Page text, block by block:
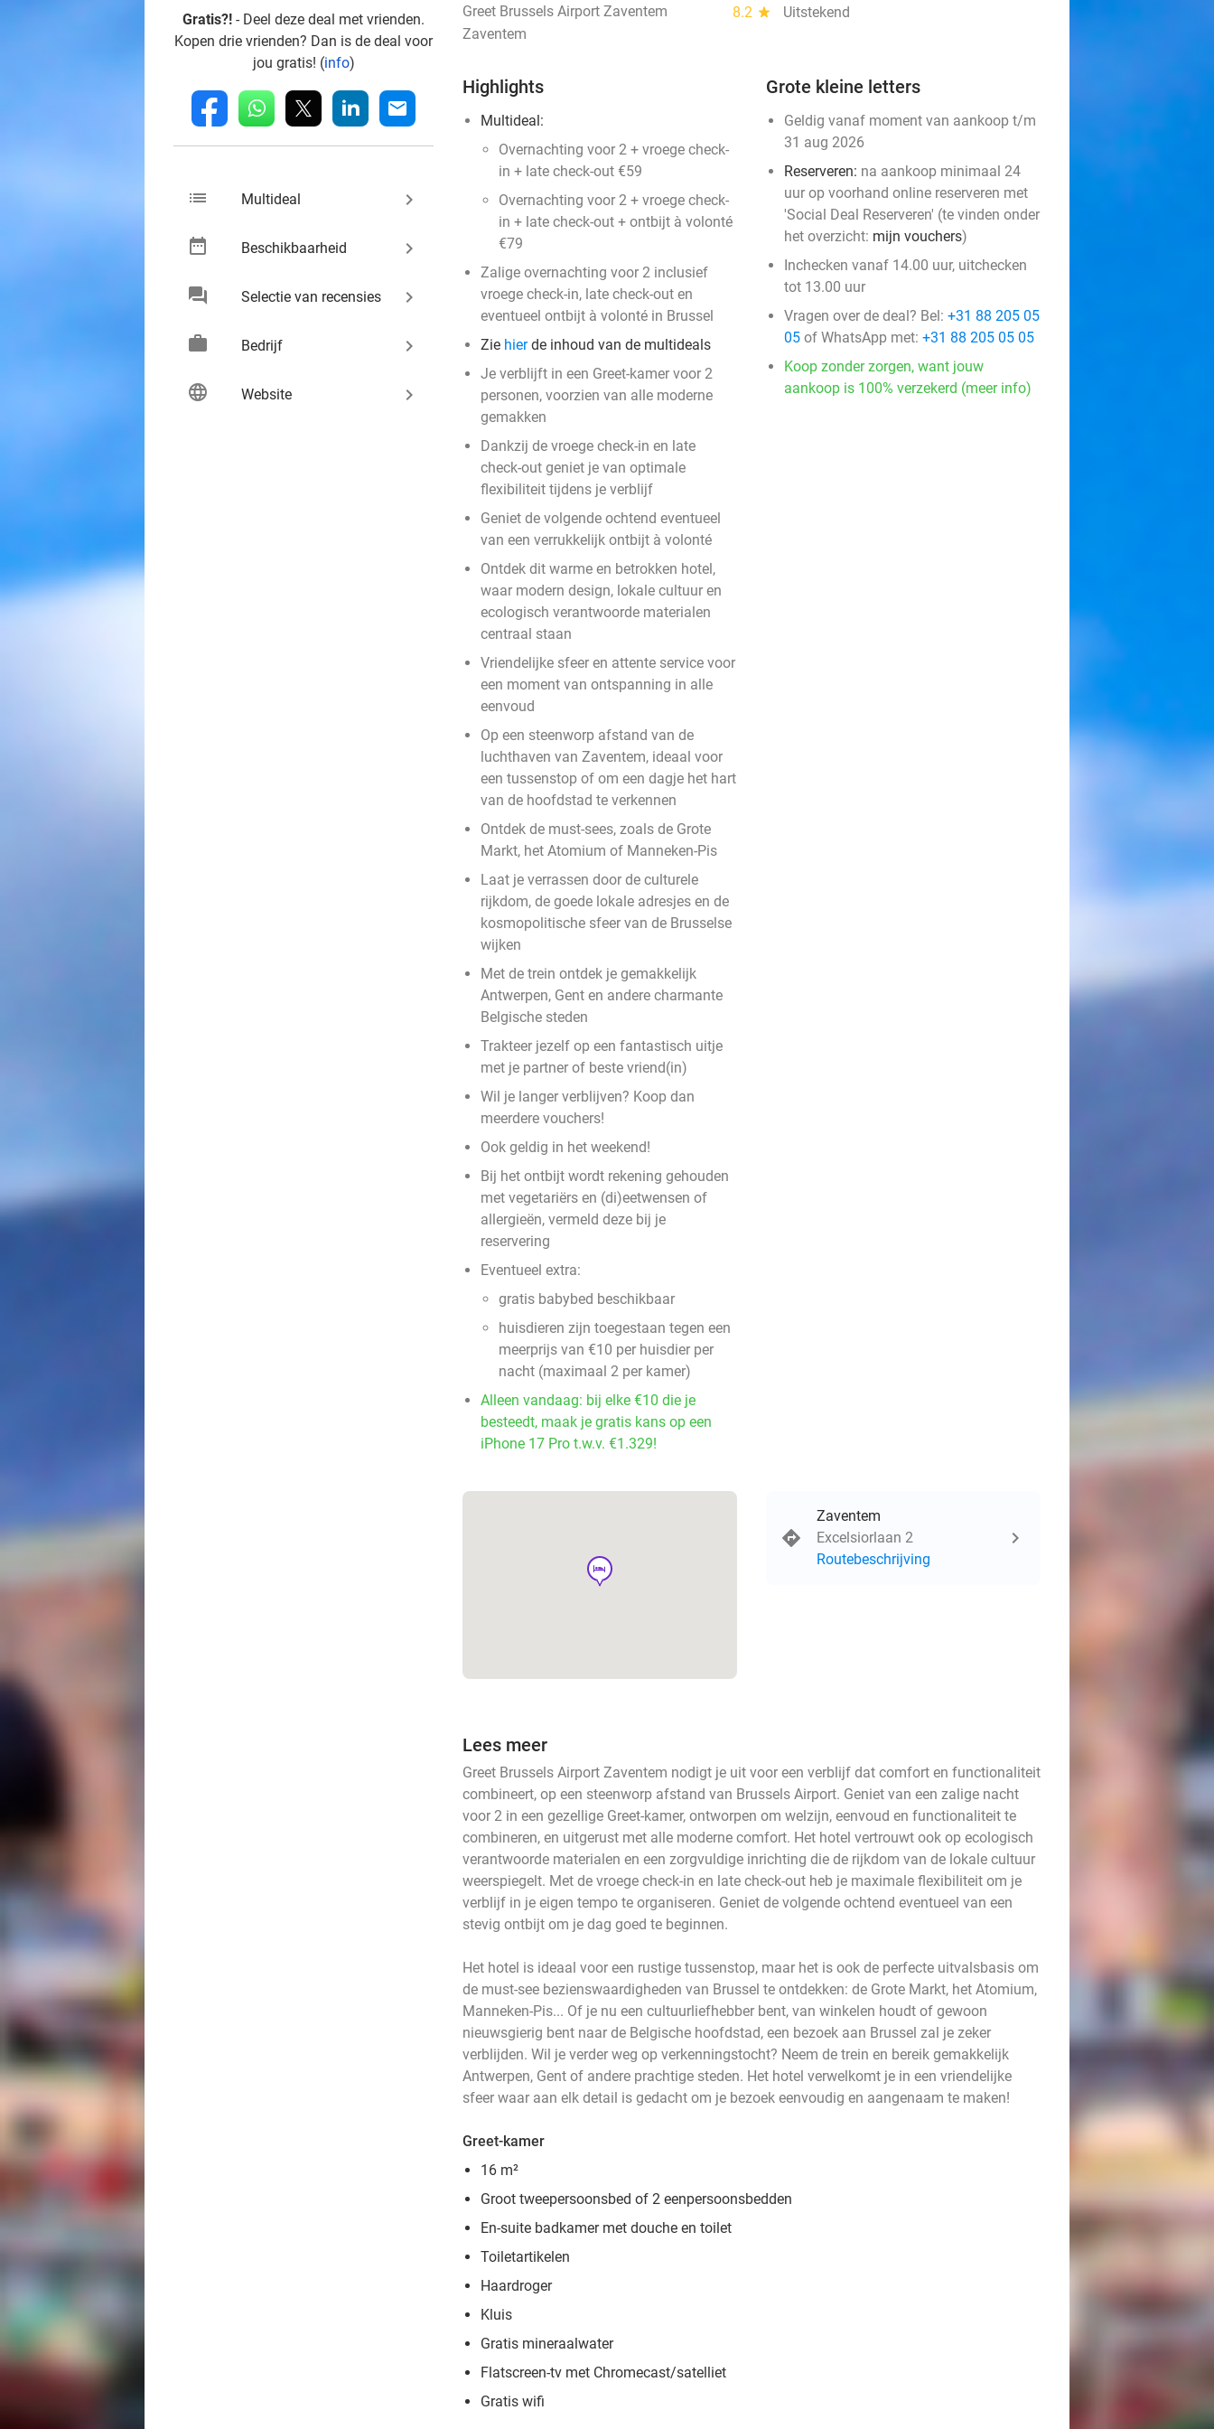
Gratis?! - Deel deze deal met vrienden.
Kopen drie vrienden? Dan is de deal voor
jou gratis! (info)
fb whatsapp linkedin mail
list Multideal keyboard_arrow_right
date_range Beschikbaarheid keyboard_arrow_right
chat Selectie van recensies keyboard_arrow_right
work Bedrijf keyboard_arrow_right
language Website keyboard_arrow_right
Greet Brussels Airport Zaventem 8.2 star
Uitstekend
Zaventem
Highlights
Multideal:
Overnachting voor 2 + vroege check-
in + late check-out €59
Overnachting voor 2 + vroege check-
in + late check-out + ontbijt à volonté
€79
Zalige overnachting voor 2 inclusief
vroege check-in, late check-out en
eventueel ontbijt à volonté in Brussel
Zie hierde inhoud van de multideals
Je verblijft in een Greet-kamer voor 2
personen, voorzien van alle moderne
gemakken
Dankzij de vroege check-in en late
check-out geniet je van optimale
flexibiliteit tijdens je verblijf
Geniet de volgende ochtend eventueel
van een verrukkelijk ontbijt à volonté
Ontdek dit warme en betrokken hotel,
waar modern design, lokale cultuur en
ecologisch verantwoorde materialen
centraal staan
Vriendelijke sfeer en attente service voor
een moment van ontspanning in alle
eenvoud
Op een steenworp afstand van de
luchthaven van Zaventem, ideaal voor
een tussenstop of om een dagje het hart
van de hoofdstad te verkennen
Ontdek de must-sees, zoals de Grote
Markt, het Atomium of Manneken-Pis
Laat je verrassen door de culturele
rijkdom, de goede lokale adresjes en de
kosmopolitische sfeer van de Brusselse
wijken
Met de trein ontdek je gemakkelijk
Antwerpen, Gent en andere charmante
Belgische steden
Trakteer jezelf op een fantastisch uitje
met je partner of beste vriend(in)
Wil je langer verblijven? Koop dan
meerdere vouchers!
Ook geldig in het weekend!
Bij het ontbijt wordt rekening gehouden
met vegetariërs en (di)eetwensen of
allergieën, vermeld deze bij je
reservering
Eventueel extra:
gratis babybed beschikbaar
huisdieren zijn toegestaan tegen een
meerprijs van €10 per huisdier per
nacht (maximaal 2 per kamer)
Alleen vandaag: bij elke €10 die je
besteedt, maak je gratis kans op een
iPhone 17 Pro t.w.v. €1.329!
Grote kleine letters
Geldig vanaf moment van aankoop t/m
31 aug 2026
Reserveren: na aankoop minimaal 24
uur op voorhand online reserveren met
'Social Deal Reserveren' (te vinden onder
het overzicht: mijn vouchers)
Inchecken vanaf 14.00 uur, uitchecken
tot 13.00 uur
Vragen over de deal? Bel: +31 88 205 05
05 of WhatsApp met: +31 88 205 05 05
Koop zonder zorgen, want jouw
aankoop is 100% verzekerd (meer info)
hotel
Zaventem
Excelsiorlaan 2
Routebeschrijving
Lees meer
Greet Brussels Airport Zaventem nodigt je uit voor een verblijf dat comfort en functionaliteit
combineert, op een steenworp afstand van Brussels Airport. Geniet van een zalige nacht
voor 2 in een gezellige Greet-kamer, ontworpen om welzijn, eenvoud en functionaliteit te
combineren, en uitgerust met alle moderne comfort. Het hotel vertrouwt ook op ecologisch
verantwoorde materialen en een zorgvuldige inrichting die de rijkdom van de lokale cultuur
weerspiegelt. Met de vroege check-in en late check-out heb je maximale flexibiliteit om je
verblijf in je eigen tempo te organiseren. Geniet de volgende ochtend eventueel van een
stevig ontbijt om je dag goed te beginnen.
Het hotel is ideaal voor een rustige tussenstop, maar het is ook de perfecte uitvalsbasis om
de must-see bezienswaardigheden van Brussel te ontdekken: de Grote Markt, het Atomium,
Manneken-Pis... Of je nu een cultuurliefhebber bent, van winkelen houdt of gewoon
nieuwsgierig bent naar de Belgische hoofdstad, een bezoek aan Brussel zal je zeker
verblijden. Wil je verder weg op verkenningstocht? Neem de trein en bereik gemakkelijk
Antwerpen, Gent of andere prachtige steden. Het hotel verwelkomt je in een vriendelijke
sfeer waar aan elk detail is gedacht om je bezoek eenvoudig en aangenaam te maken!
Greet-kamer
16 m²
Groot tweepersoonsbed of 2 eenpersoonsbedden
En-suite badkamer met douche en toilet
Toiletartikelen
Haardroger
Kluis
Gratis mineraalwater
Flatscreen-tv met Chromecast/satelliet
Gratis wifi